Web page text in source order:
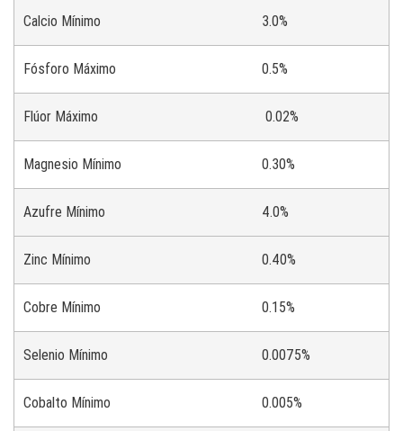
Calcio Mínimo 3.0%
Fósforo Máximo 0.5%
Flúor Máximo 0.02%
Magnesio Mínimo 0.30%
Azufre Mínimo 4.0%
Zinc Mínimo 0.40%
Cobre Mínimo 0.15%
Selenio Mínimo 0.0075%
Cobalto Mínimo 0.005%